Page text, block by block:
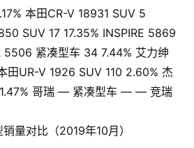
本田CR-V 18931 SUV 5
SUV 17 17.35% INSPIRE 5869
5506 紧凑型车 34 7.44% 艾力绅
田UR-V 1926 SUV 110 2.60% 杰
哥瑞 — 紧凑型车 — — 竞瑞
量对比（2019年10月）